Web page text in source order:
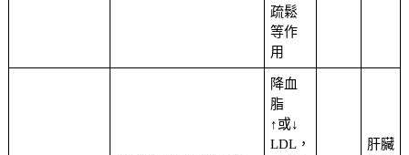
疏鬆
等作
用
降血
脂
↑或↓
LDL，
肝臟